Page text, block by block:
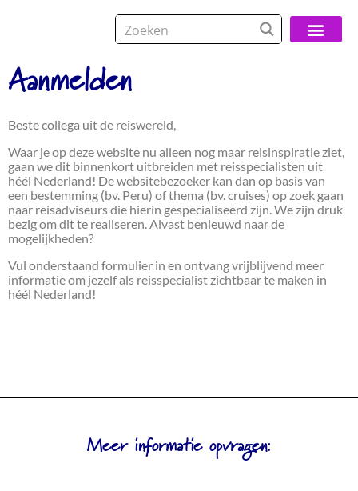
Aanmelden
Beste collega uit de reiswereld,
Waar je op deze website nu alleen nog maar reisinspiratie ziet,
gaan we dit binnenkort uitbreiden met reisspecialisten uit
héél Nederland! De websitebezoeker kan dan op basis van
een bestemming (bv. Peru) of thema (bv. cruises) op zoek gaan
naar reisadviseurs die hierin gespecialiseerd zijn. We zijn druk
bezig om dit te realiseren. Alvast benieuwd naar de
mogelijkheden?
Vul onderstaand formulier in en ontvang vrijblijvend meer
informatie om jezelf als reisspecialist zichtbaar te maken in
héél Nederland!
Meer informatie opvragen: